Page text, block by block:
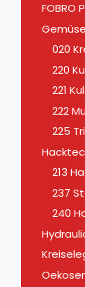
FOBRO
020
220
221
222
225
213
237
240